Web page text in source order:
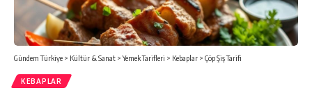
Gündem Türkiye > Kültür & Sanat >Yemek Tarifleri > Kebaplar > Çöp Şiş Tarifi
KEBAPLAR